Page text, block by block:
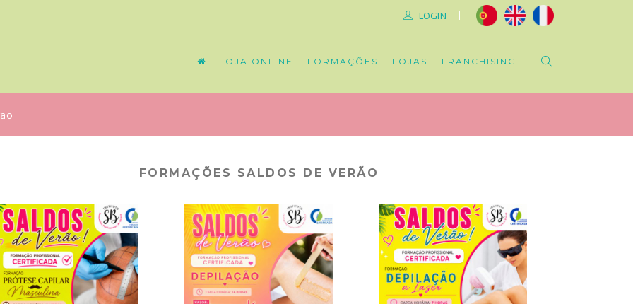
|
LOGIN
LOJA ONLINE FORMAÇÕES LOJAS FRANCHISING
FORMAÇÕES SALDOS DE VERÃO